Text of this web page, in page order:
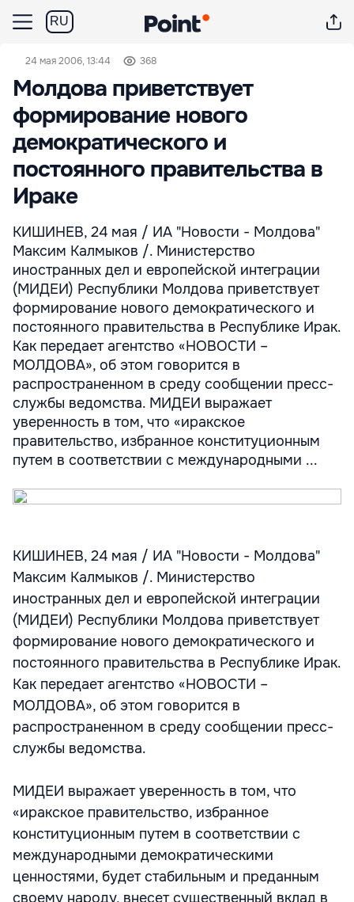
RU
24 мая 2006, 13:44 368
Молдова приветствует
формирование нового
демократического и
постоянного правительства в
Ираке
КИШИНЕВ, 24 мая / ИА "Новости - Молдова"
Максим Калмыков /. Министерство
иностранных дел и европейской интеграции
(МИДЕИ) Республики Молдова приветствует
формирование нового демократического и
постоянного правительства в Республике Ирак.
Как передает агентство «НОВОСТИ –
МОЛДОВА», об этом говорится в
распространенном в среду сообщении пресс-
службы ведомства. МИДЕИ выражает
уверенность в том, что «иракское
правительство, избранное конституционным
путем в соответствии с международными ...
КИШИНЕВ, 24 мая / ИА "Новости - Молдова"
Максим Калмыков /. Министерство
иностранных дел и европейской интеграции
(МИДЕИ) Республики Молдова приветствует
формирование нового демократического и
постоянного правительства в Республике Ирак.
Как передает агентство «НОВОСТИ –
МОЛДОВА», об этом говорится в
распространенном в среду сообщении пресс-
службы ведомства.
МИДЕИ выражает уверенность в том, что
«иракское правительство, избранное
конституционным путем в соответствии с
международными демократическими
ценностями, будет стабильным и преданным
своему народу, внесет существенный вклад в